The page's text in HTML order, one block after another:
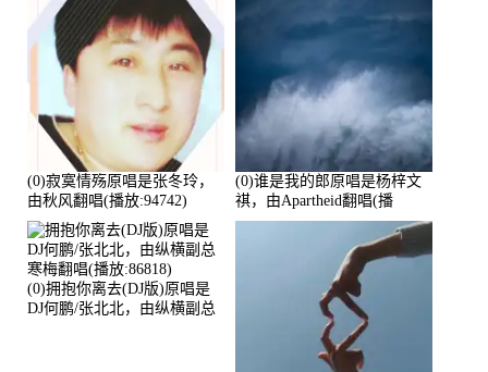
(0)寂寞情殇原唱是张冬玲，
由秋风翻唱(播放:94742)
(0)谁是我的郎原唱是杨梓文
祺，由Apartheid翻唱(播
放:94178)
(0)拥抱你离去(DJ版)原唱是
DJ何鹏/张北北，由纵横副总